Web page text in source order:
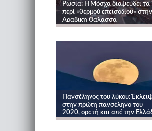
Ρωσία: Η Μόσχα διαψεύδει τα
περί «θερμού επεισοδίου» στην
Αραβική Θάλασσα
Πανσέληνος του λύκου:
στην πρώτη πανσέληνο του
2020, ορατή και από την